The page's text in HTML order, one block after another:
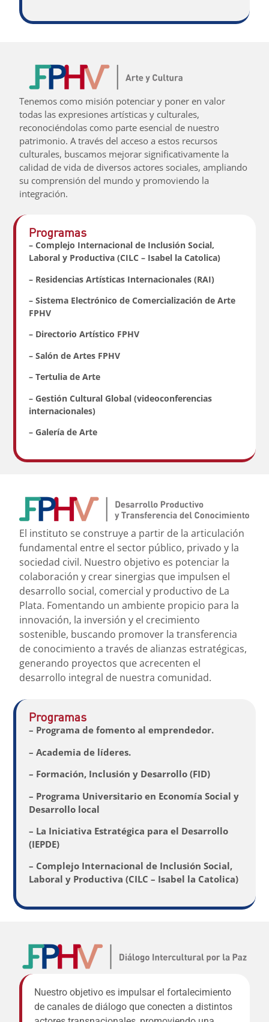
Tenemos como misión potenciar y poner en valor
todas las expresiones artísticas y culturales,
reconociéndolas como parte esencial de nuestro
patrimonio. A través del acceso a estos recursos
culturales, buscamos mejorar significativamente la
calidad de vida de diversos actores sociales, ampliando
su comprensión del mundo y promoviendo la
integración.
Programas
– Complejo Internacional de Inclusión Social,
Laboral y Productiva (CILC – Isabel la Catolica)
– Residencias Artísticas Internacionales (RAI)
– Sistema Electrónico de Comercialización de Arte
FPHV
– Directorio Artístico FPHV
– Salón de Artes FPHV
– Tertulia de Arte
– Gestión Cultural Global (videoconferencias
internacionales)
– Galería de Arte
El instituto se construye a partir de la articulación
fundamental entre el sector público, privado y la
sociedad civil. Nuestro objetivo es potenciar la
colaboración y crear sinergias que impulsen el
desarrollo social, comercial y productivo de La
Plata. Fomentando un ambiente propicio para la
innovación, la inversión y el crecimiento
sostenible, buscando promover la transferencia
de conocimiento a través de alianzas estratégicas,
generando proyectos que acrecenten el
desarrollo integral de nuestra comunidad.
Programas
– Programa de fomento al emprendedor.
– Academia de líderes.
– Formación, Inclusión y Desarrollo (FID)
– Programa Universitario en Economía Social y
Desarrollo local
– La Iniciativa Estratégica para el Desarrollo
(IEPDE)
– Complejo Internacional de Inclusión Social,
Laboral y Productiva (CILC – Isabel la Catolica)
Nuestro objetivo es impulsar el fortalecimiento
de canales de diálogo que conecten a distintos